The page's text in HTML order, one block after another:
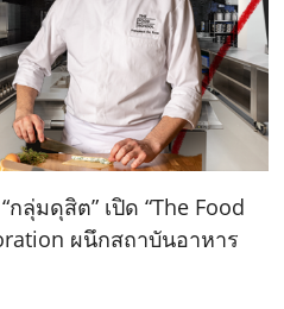
ลุ่มดุสิต” เปิด “The Food
ผนึกสถาบันอาหาร